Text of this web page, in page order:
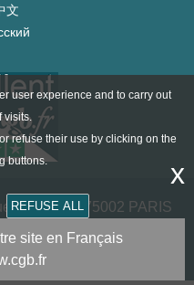
文
Vivienne - 75002 PARIS
All Rights Reserved
user experience and to carry out
visits.
refuse their use by clicking on the
buttons.
REFUSE ALL
x
site en Français